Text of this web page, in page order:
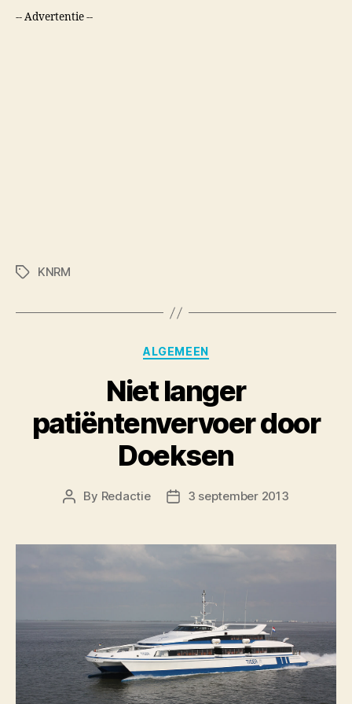
-- Advertentie --
TagsKNRM
Categories
ALGEMEEN
Niet langer
patiëntenvervoer door
Doeksen
Post
By Redactie
Post3 september 2013